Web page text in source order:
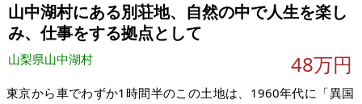
山中湖村にある別荘地、自然の中で人生を楽し
み、仕事をする拠点として
山梨県山中湖村 48万円
東京から車でわずか1時間半のこの土地は、1960年代に「異国